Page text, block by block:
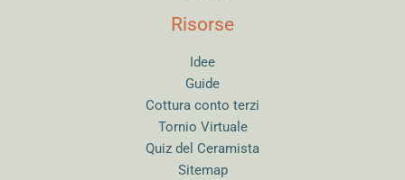
Risorse
Idee
Guide
Cottura conto terzi
Tornio Virtuale
Quiz del Ceramista
Sitemap